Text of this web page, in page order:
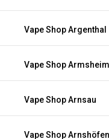
Vape Shop Argenthal
Vape Shop Armsheim
Vape Shop Arnsau
Vape Shop Arnshöfen